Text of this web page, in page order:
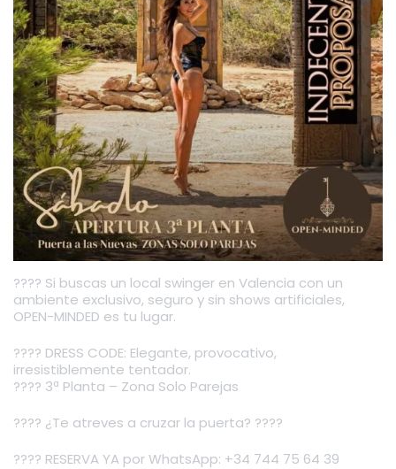
???? Si buscas un local swinger en Valencia con un
ambiente exclusivo, seguro y sin shows artificiales,
OPEN-MINDED es tu lugar.
???? DRESS CODE: Elegante, provocativo,
irresistiblemente tentador.
???? 3ª Planta – Zona Solo Parejas
???? ¿Te atreves a cruzar la puerta? ????
???? RESERVA YA por WhatsApp: +34 744 75 64 39